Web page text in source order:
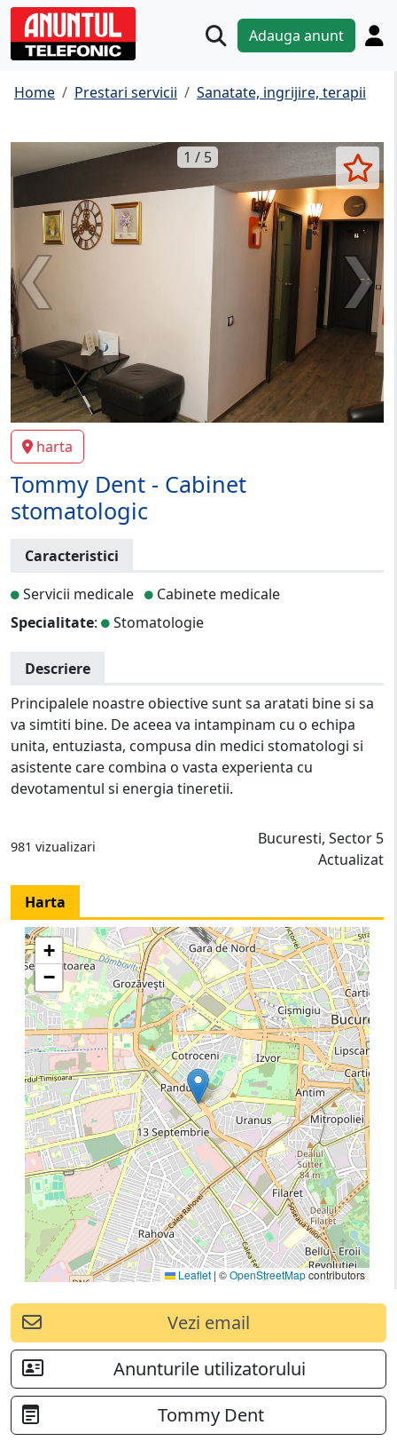
Adauga anunt
Home Prestari servicii Sanatate, ingrijire, terapii
1 / 5
harta
Tommy Dent - Cabinet
stomatologic
Caracteristici
Servicii medicale
Cabinete medicale
Specialitate: Stomatologie
Descriere
Principalele noastre obiective sunt sa aratati bine si sa
va simtiti bine. De aceea va intampinam cu o echipa
unita, entuziasta, compusa din medici stomatologi si
asistente care combina o vasta experienta cu
devotamentul si energia tineretii.
981 vizualizari
Bucuresti, Sector 5
Actualizat
Harta
+
−
Leaflet | ©OpenStreetMapcontributors
Vezi email
Anunturile utilizatorului
Tommy Dent